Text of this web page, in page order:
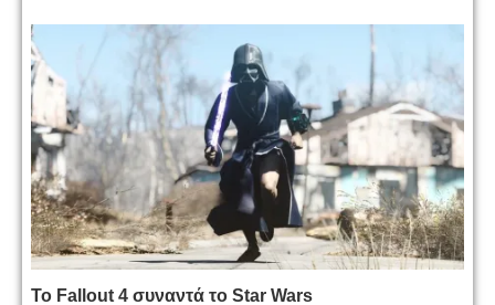
Το Fallout 4 συναντά το Star Wars